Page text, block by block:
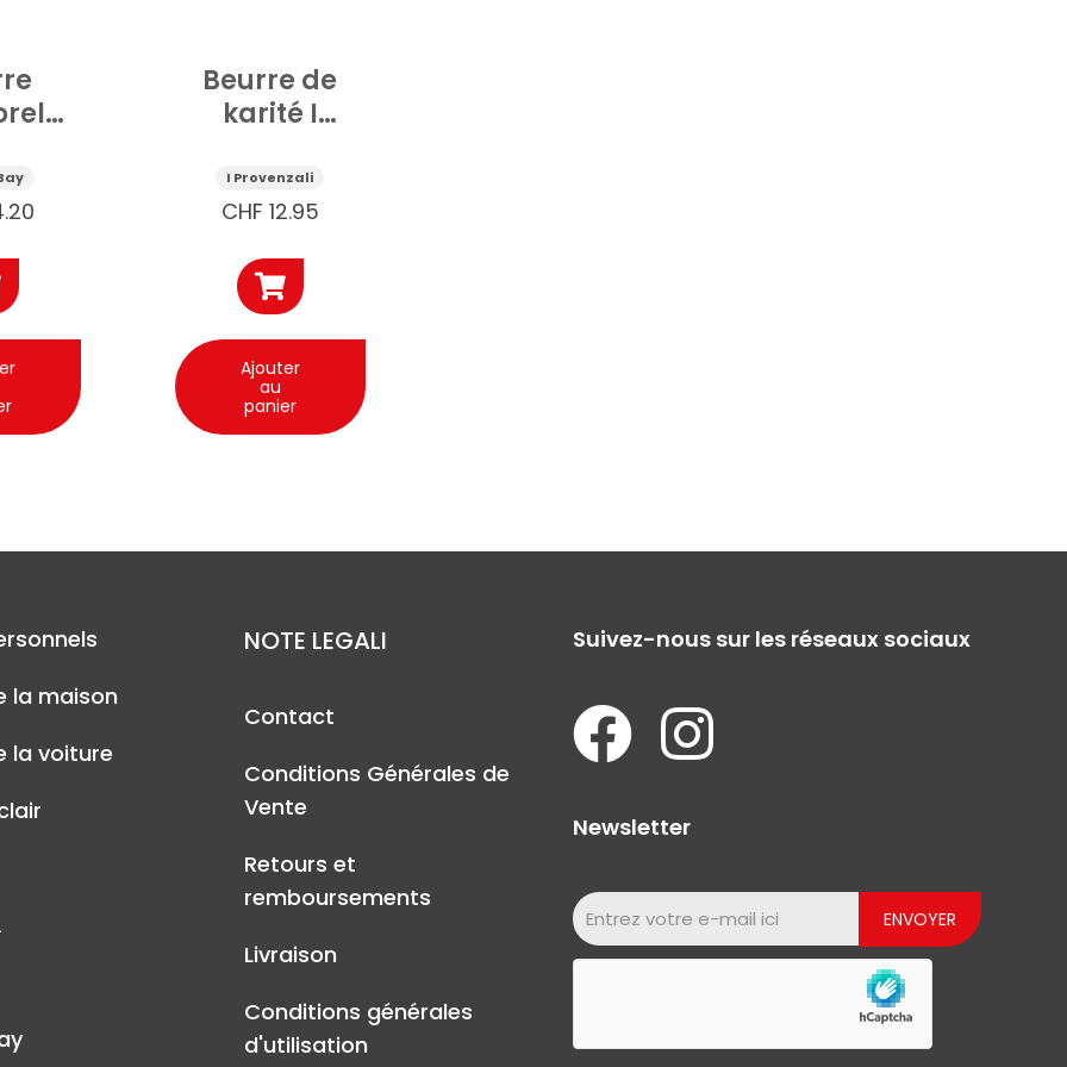
Beurre de
karité I
100ml
I Provenzali
CHF12.95
Ajouter
au
panier
la maison
la voiture
NOTE LEGALI
Contact
Conditions Générales de
Vente
Retours et
remboursements
Livraison
Conditions générales
d'utilisation
Suivez-nous sur les réseaux sociaux
Newsletter